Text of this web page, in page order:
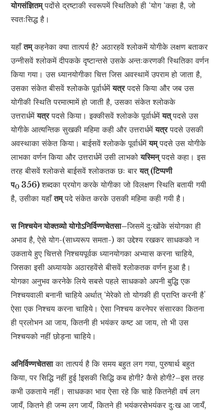
योगसंज्ञितम्पदोंसे द्रष्टाकी स्वरूपमें स्थितिको ही ‘योग ‘कहा है, जो
स्वतःसिद्ध है।
यहाँतम्कहनेका क्या तात्पर्य है? अठारहवें श्लोकमें योगीके लक्षण बताकर
उन्नीसवें श्लोकमें दीपकके दृष्टान्तसे उसके अन्तःकरणकी स्थितिका वर्णन
किया गया। उस ध्यानयोगीका चित्त जिस अवस्थामें उपराम हो जाता है,
उसका संकेत बीसवें श्लोकके पूर्वार्धमेंयत्रपदसे किया और जब उस
योगीकी स्थिति परमात्मामें हो जाती है, उसका संकेत श्लोकके
उत्तरार्धमेंयत्रपदसे किया। इक्कीसवें श्लोकके पूर्वार्धमेंयत्पदसे उस
योगीके आत्यन्तिक सुखकी महिमा कही और उत्तरार्धमेंयत्रपदसे उसकी
अवस्थाका संकेत किया। बाईसवें श्लोकके पूर्वार्धमेंयम्पदसे उस योगीके
लाभका वर्णन किया और उत्तरार्धमें उसी लाभकोयस्मिन्पदसे कहा। इस
तरह बीसवें श्लोकसे बाईसवें श्लोकतक छः बारयत् (टिप्पणी
प0 356)शब्दका प्रयोग करके योगीका जो विलक्षण स्थिति बतायी गयी
है, उसीका यहाँतम्पदे संकेत करके उसकी महिमा कही गयी है।
स निश्चयेन योक्तव्यो योगोऽनिर्विण्णचेतसा–जिसमें दुःखोंके संयोगका ही
अभाव है, ऐसे योग-(साध्यरूप समता-) का उद्देश्य रखकर साधकको न
उकताये हुए चित्तसे निश्चयपूर्वक ध्यानयोगका अभ्यास करना चाहिये,
जिसका इसी अध्यायके अठारहवेंसे बीसवें श्लोकतक वर्णन हुआ है।
योगका अनुभव करनेके लिये सबसे पहले साधकको अपनी बुद्धि एक
निश्चयवाली बनानी चाहिये अर्थात् ‘मेरेको तो योगकी ही प्राप्ति करनी है’
ऐसा एक निश्चय करना चाहिये। ऐसा निश्चय करनेपर संसारका कितना
ही प्रलोभन आ जाय, कितनी ही भयंकर कष्ट आ जाय, तो भी उस
निश्चयको नहीं छोड़ना चाहिये।
अनिर्विण्णचेतसाका तात्पर्य है कि समय बहुत लग गया, पुरुषार्थ बहुत
किया, पर सिद्धि नहीं हुई !इसकी सिद्धि कब होगी? कैसे होगी?–इस तरह
कभी उकताये नहीं। साधकका भाव ऐसा रहे कि चाहे कितनेही वर्ष लग
जायँ, कितने ही जन्म लग जायँ, कितने ही भयंकरसेभयंकर दुःख आ जायँ,